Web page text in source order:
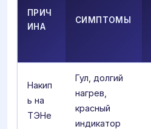
ПРИЧ
ИНА
СИМПТОМЫ
Накип
ь на
ТЭНе
Гул, долгий
нагрев,
красный
индикатор